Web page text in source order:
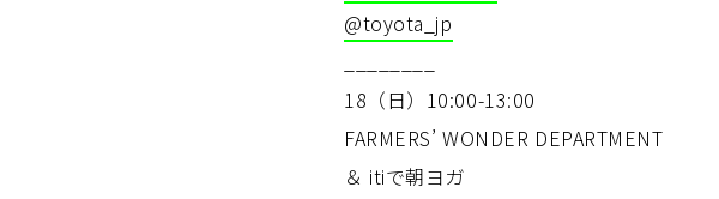
@toyota_jp
18（日）10:00-13:00
FARMERS’ WONDER DEPARTMENT
＆ itiで朝ヨガ